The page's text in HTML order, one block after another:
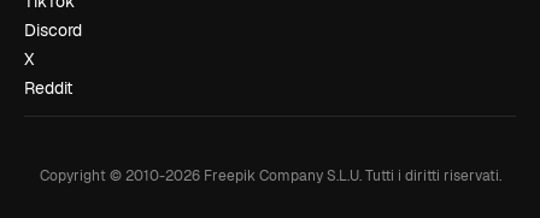
Discord
X
Reddit
Copyright © 2010-2026Freepik Company S.L.U. Tutti i diritti riservati.